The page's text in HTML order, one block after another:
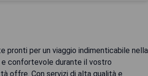
pronti per un viaggio indimenticabile nella
confortevole durante il vostro
offre. Con servizi di alta qualità e